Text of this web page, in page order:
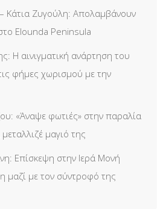
Κάτια Ζυγούλη: Απολαμβάνουν
Elounda Peninsula
Η αινιγματική ανάρτηση του
φήμες χωρισμού με την
«Άναψε φωτιές» στην παραλία
μαγιό της
Επίσκεψη στην Ιερά Μονή
μαζί με τον σύντροφό της